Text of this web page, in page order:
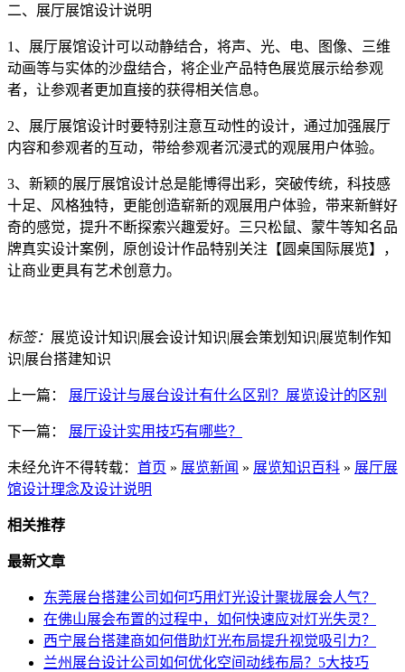
二、展厅展馆设计说明
1、展厅展馆设计可以动静结合，将声、光、电、图像、三维
动画等与实体的沙盘结合，将企业产品特色展览展示给参观
者，让参观者更加直接的获得相关信息。
2、展厅展馆设计时要特别注意互动性的设计，通过加强展厅
内容和参观者的互动，带给参观者沉浸式的观展用户体验。
3、新颖的展厅展馆设计总是能博得出彩，突破传统，科技感
十足、风格独特，更能创造崭新的观展用户体验，带来新鲜好
奇的感觉，提升不断探索兴趣爱好。三只松鼠、蒙牛等知名品
牌真实设计案例，原创设计作品特别关注【圆桌国际展览】，
让商业更具有艺术创意力。
标签： 展览设计知识|展会设计知识|展会策划知识|展览制作知
识|展台搭建知识
上一篇： 展厅设计与展台设计有什么区别？展览设计的区别
下一篇： 展厅设计实用技巧有哪些？
未经允许不得转载： 首页 » 展览新闻 » 展览知识百科 » 展厅展
馆设计理念及设计说明
相关推荐
最新文章
东莞展台搭建公司如何巧用灯光设计聚拢展会人气？
在佛山展会布置的过程中，如何快速应对灯光失灵？
西宁展台搭建商如何借助灯光布局提升视觉吸引力？
兰州展台设计公司如何优化空间动线布局？5大技巧